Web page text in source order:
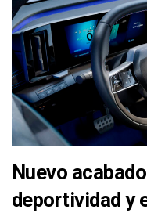
Nuevo
deportividad y